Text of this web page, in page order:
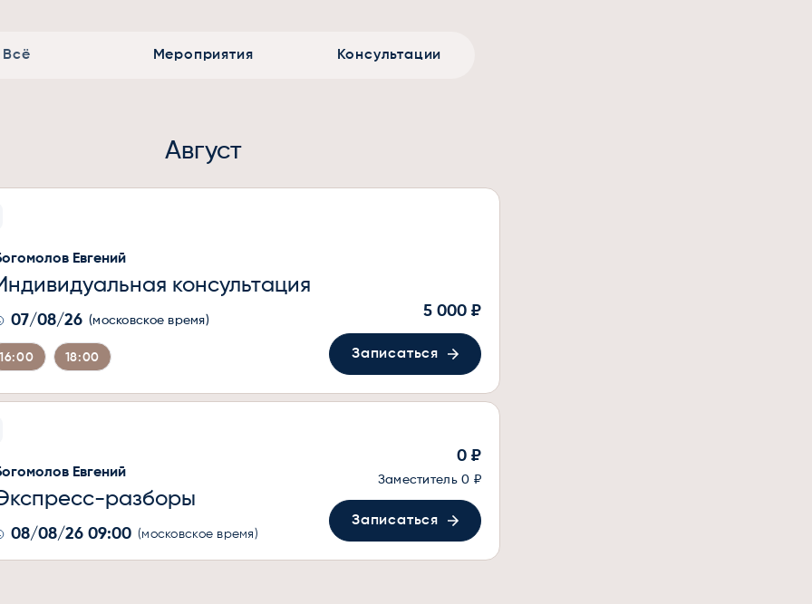
Всё Мероприятия Консультации
Август
Евгений
консультация
07/08/26 (московское время)
16:00 18:00
5 000 ₽
Записаться
Евгений
разборы
08/08/26 09:00 (московское время)
0 ₽
Заместитель0 ₽
Записаться